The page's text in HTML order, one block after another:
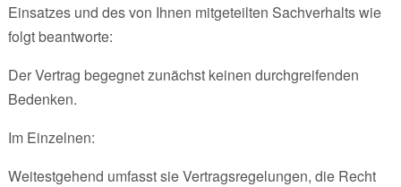
Einsatzes und des von Ihnen mitgeteilten Sachverhalts wie
folgt beantworte:
Der Vertrag begegnet zunächst keinen durchgreifenden
Bedenken.
Im Einzelnen:
Weitestgehend umfasst sie Vertragsregelungen, die Recht